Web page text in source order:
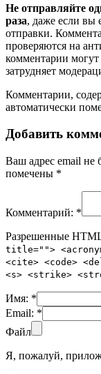
Не отправляйте
раза, даже если вы
отправки.
проверяются на
комментарии могут
затрудняет
Комментарии,
автоматически
Добавить
Ваш адрес email не
помечены *
Комментарий: *
Разрешенные
title="">
<cite> <code>
<s> <strike>
Имя: *
Email: *
Файл
Я, пожалуй,